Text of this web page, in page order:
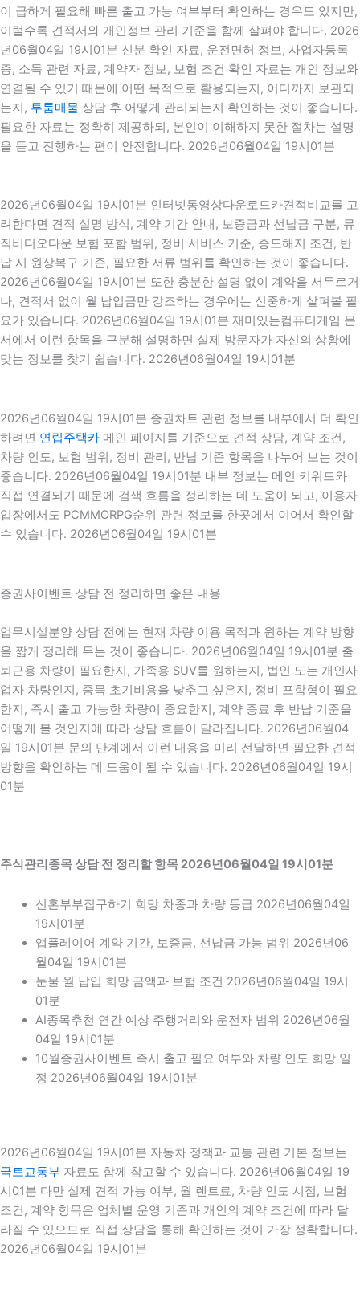
이 급하게 필요해 빠른 출고 가능 여부부터 확인하는 경우도 있지만,
이럴수록 견적서와 개인정보 관리 기준을 함께 살펴야 합니다. 2026
년06월04일 19시01분 신분 확인 자료, 운전면허 정보, 사업자등록
증, 소득 관련 자료, 계약자 정보, 보험 조건 확인 자료는 개인 정보와
연결될 수 있기 때문에 어떤 목적으로 활용되는지, 어디까지 보관되
는지, 투룸매물 상담 후 어떻게 관리되는지 확인하는 것이 좋습니다.
필요한 자료는 정확히 제공하되, 본인이 이해하지 못한 절차는 설명
을 듣고 진행하는 편이 안전합니다. 2026년06월04일 19시01분
2026년06월04일 19시01분 인터넷동영상다운로드카견적비교를 고
려한다면 견적 설명 방식, 계약 기간 안내, 보증금과 선납금 구분, 뮤
직비디오다운 보험 포함 범위, 정비 서비스 기준, 중도해지 조건, 반
납 시 원상복구 기준, 필요한 서류 범위를 확인하는 것이 좋습니다.
2026년06월04일 19시01분 또한 충분한 설명 없이 계약을 서두르거
나, 견적서 없이 월 납입금만 강조하는 경우에는 신중하게 살펴볼 필
요가 있습니다. 2026년06월04일 19시01분 재미있는컴퓨터게임 문
서에서 이런 항목을 구분해 설명하면 실제 방문자가 자신의 상황에
맞는 정보를 찾기 쉽습니다. 2026년06월04일 19시01분
2026년06월04일 19시01분 증권차트 관련 정보를 내부에서 더 확인
하려면 연립주택카 메인 페이지를 기준으로 견적 상담, 계약 조건,
차량 인도, 보험 범위, 정비 관리, 반납 기준 항목을 나누어 보는 것이
좋습니다. 2026년06월04일 19시01분 내부 정보는 메인 키워드와
직접 연결되기 때문에 검색 흐름을 정리하는 데 도움이 되고, 이용자
입장에서도 PCMMORPG순위 관련 정보를 한곳에서 이어서 확인할
수 있습니다. 2026년06월04일 19시01분
증권사이벤트 상담 전 정리하면 좋은 내용
업무시설분양 상담 전에는 현재 차량 이용 목적과 원하는 계약 방향
을 짧게 정리해 두는 것이 좋습니다. 2026년06월04일 19시01분 출
퇴근용 차량이 필요한지, 가족용 SUV를 원하는지, 법인 또는 개인사
업자 차량인지, 종목 초기비용을 낮추고 싶은지, 정비 포함형이 필요
한지, 즉시 출고 가능한 차량이 중요한지, 계약 종료 후 반납 기준을
어떻게 볼 것인지에 따라 상담 흐름이 달라집니다. 2026년06월04
일 19시01분 문의 단계에서 이런 내용을 미리 전달하면 필요한 견적
방향을 확인하는 데 도움이 될 수 있습니다. 2026년06월04일 19시
01분
주식관리종목 상담 전 정리할 항목 2026년06월04일 19시01분
신혼부부집구하기 희망 차종과 차량 등급 2026년06월04일
19시01분
앱플레이어 계약 기간, 보증금, 선납금 가능 범위 2026년06
월04일 19시01분
눈물 월 납입 희망 금액과 보험 조건 2026년06월04일 19시
01분
AI종목추천 연간 예상 주행거리와 운전자 범위 2026년06월
04일 19시01분
10월증권사이벤트 즉시 출고 필요 여부와 차량 인도 희망 일
정 2026년06월04일 19시01분
2026년06월04일 19시01분 자동차 정책과 교통 관련 기본 정보는
국토교통부 자료도 함께 참고할 수 있습니다. 2026년06월04일 19
시01분 다만 실제 견적 가능 여부, 월 렌트료, 차량 인도 시점, 보험
조건, 계약 항목은 업체별 운영 기준과 개인의 계약 조건에 따라 달
라질 수 있으므로 직접 상담을 통해 확인하는 것이 가장 정확합니다.
2026년06월04일 19시01분